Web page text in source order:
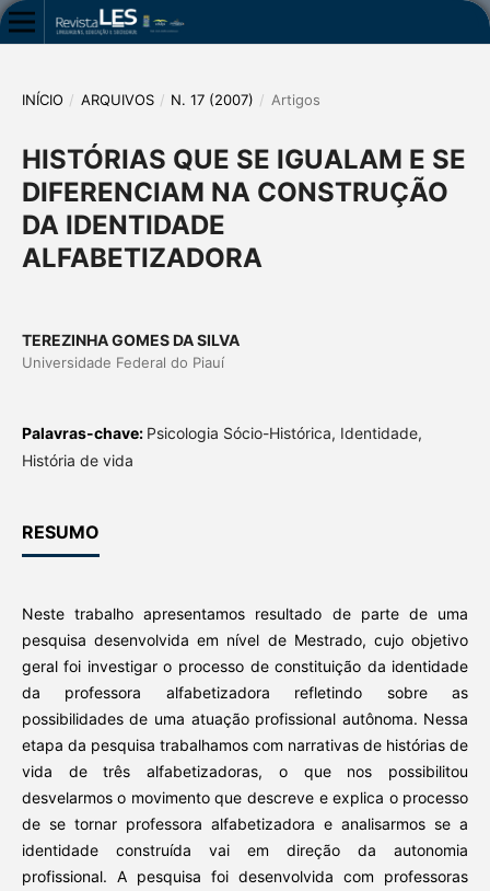
INÍCIO / ARQUIVOS / N. 17 (2007) / Artigos
HISTÓRIAS QUE SE IGUALAM E SE
DIFERENCIAM NA CONSTRUÇÃO
DA IDENTIDADE
ALFABETIZADORA
TEREZINHA GOMES DA SILVA
Universidade Federal do Piauí
Palavras-chave: Psicologia Sócio-Histórica, Identidade,
História de vida
RESUMO
Neste trabalho apresentamos resultado de parte de uma
pesquisa desenvolvida em nível de Mestrado, cujo objetivo
geral foi investigar o processo de constituição da identidade
da professora alfabetizadora refletindo sobre as
possibilidades de uma atuação profissional autônoma. Nessa
etapa da pesquisa trabalhamos com narrativas de histórias de
vida de três alfabetizadoras, o que nos possibilitou
desvelarmos o movimento que descreve e explica o processo
de se tornar professora alfabetizadora e analisarmos se a
identidade construída vai em direção da autonomia
profissional. A pesquisa foi desenvolvida com professoras